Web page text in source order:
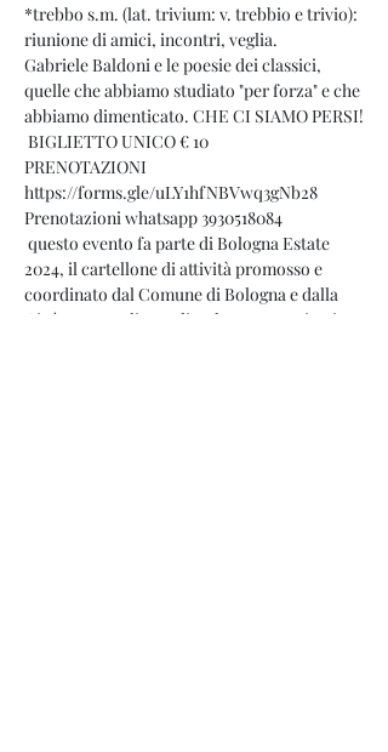
*trebbo s.m. (lat. trivium: v. trebbio e trivio):
riunione di amici, incontri, veglia.
Gabriele Baldoni e le poesie dei classici,
quelle che abbiamo studiato "per forza" e che
abbiamo dimenticato. CHE CI SIAMO PERSI!
https://forms.gle/uLY1hfNBVwq3gNb28
Prenotazioni whatsapp 3930518084
questo evento fa parte di Bologna Estate
2024, il cartellone di attività promosso e
coordinato dal Comune di Bologna e dalla
Città metropolitana di Bologna - Territorio